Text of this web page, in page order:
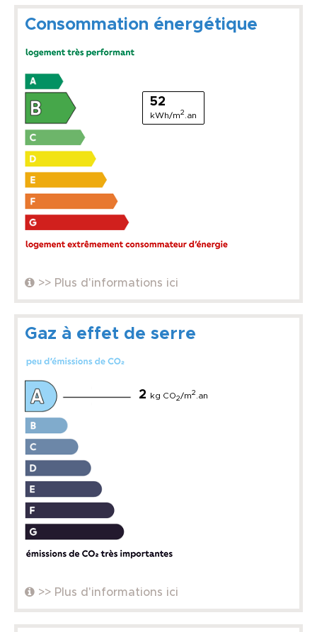
Consommation énergétique
52
kWh/m2 .an
>> Plus d'informations ici
Gaz à effet de serre
2 kg CO2/m2 .an
>> Plus d'informations ici